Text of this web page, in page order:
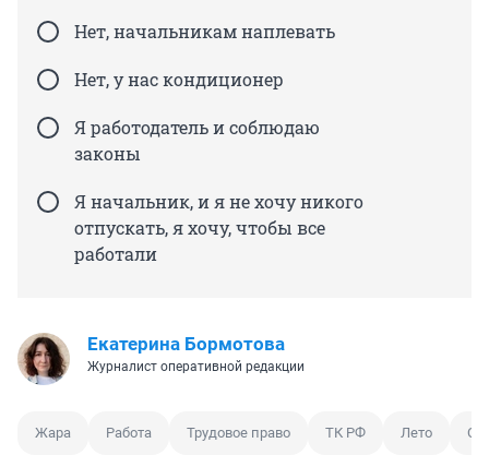
Нет, начальникам наплевать
Нет, у нас кондиционер
Я работодатель и соблюдаю
законы
Я начальник, и я не хочу никого
отпускать, я хочу, чтобы все
работали
Екатерина Бормотова
Журналист оперативной редакции
Жара Работа Трудовое право ТК РФ Лето